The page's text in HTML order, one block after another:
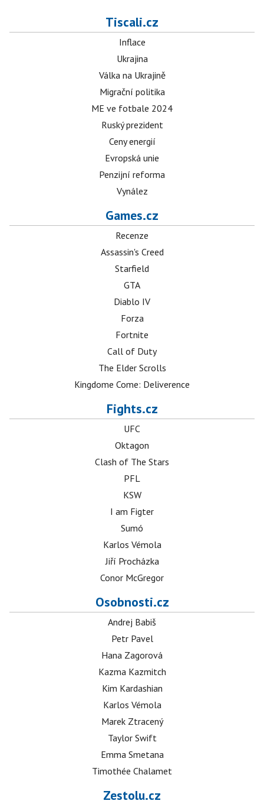
Tiscali.cz
Inflace
Ukrajina
Válka na Ukrajině
Migrační politika
ME ve fotbale 2024
Ruský prezident
Ceny energií
Evropská unie
Penzijní reforma
Vynález
Games.cz
Recenze
Assassin's Creed
Starfield
GTA
Diablo IV
Forza
Fortnite
Call of Duty
The Elder Scrolls
Kingdome Come: Deliverence
Fights.cz
UFC
Oktagon
Clash of The Stars
PFL
KSW
I am Figter
Sumó
Karlos Vémola
Jiří Procházka
Conor McGregor
Osobnosti.cz
Andrej Babiš
Petr Pavel
Hana Zagorová
Kazma Kazmitch
Kim Kardashian
Karlos Vémola
Marek Ztracený
Taylor Swift
Emma Smetana
Timothée Chalamet
Zestolu.cz